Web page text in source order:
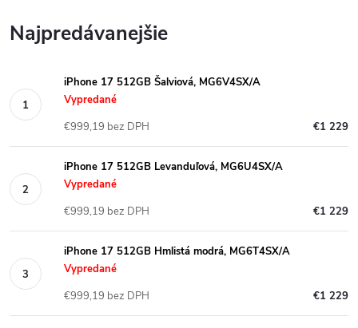
Najpredávanejšie
iPhone 17 512GB Šalviová, MG6V4SX/A
Vypredané
€1 229
€999,19 bez DPH
iPhone 17 512GB Levanduľová, MG6U4SX/A
Vypredané
€1 229
€999,19 bez DPH
iPhone 17 512GB Hmlistá modrá, MG6T4SX/A
Vypredané
€1 229
€999,19 bez DPH